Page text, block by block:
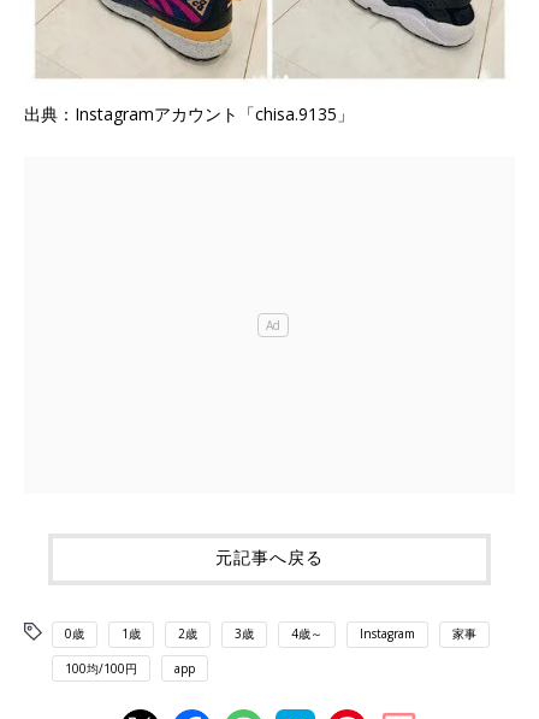
出典：Instagramアカウント「chisa.9135」
元記事へ戻る
0歳 1歳 2歳 3歳 4歳～ Instagram 家事
100均/100円 app